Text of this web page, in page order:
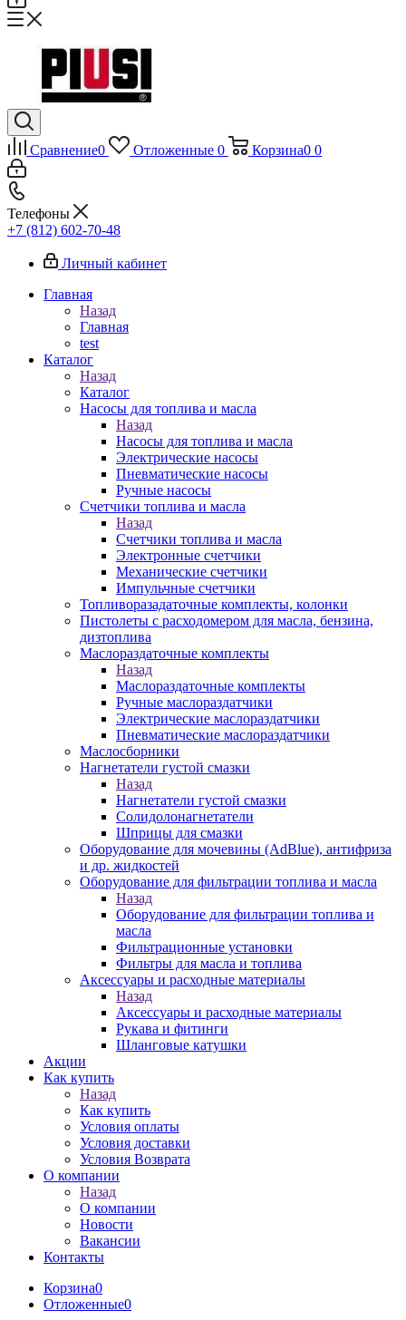
Сравнение0 Отложенные 0 Корзина0 0
Телефоны
+7 (812) 602-70-48
Личный кабинет
Главная
Назад
Главная
test
Каталог
Назад
Каталог
Насосы для топлива и масла
Назад
Насосы для топлива и масла
Электрические насосы
Пневматические насосы
Ручные насосы
Счетчики топлива и масла
Назад
Счетчики топлива и масла
Электронные счетчики
Механические счетчики
Импульчные счетчики
Топливоразадаточные комплекты, колонки
Пистолеты с расходомером для масла, бензина,
дизтоплива
Маслораздаточные комплекты
Назад
Маслораздаточные комплекты
Ручные маслораздатчики
Электрические маслораздатчики
Пневматические маслораздатчики
Маслосборники
Нагнетатели густой смазки
Назад
Нагнетатели густой смазки
Солидолонагнетатели
Шприцы для смазки
Оборудование для мочевины (AdBlue), антифриза
и др. жидкостей
Оборудование для фильтрации топлива и масла
Назад
Оборудование для фильтрации топлива и
масла
Фильтрационные установки
Фильтры для масла и топлива
Аксессуары и расходные материалы
Назад
Аксессуары и расходные материалы
Рукава и фитинги
Шланговые катушки
Акции
Как купить
Назад
Как купить
Условия оплаты
Условия доставки
Условия Возврата
О компании
Назад
О компании
Новости
Вакансии
Контакты
Корзина0
Отложенные0